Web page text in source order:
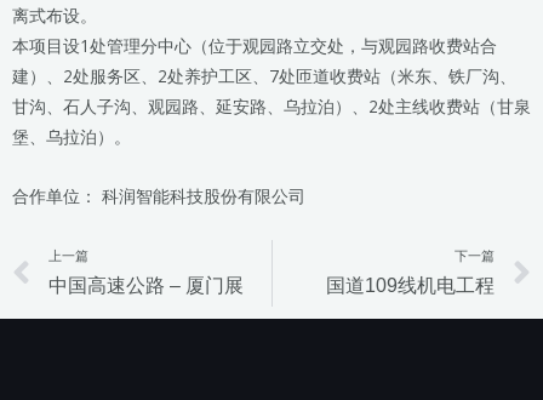
离式布设。
本项目设1处管理分中心（位于观园路立交处，与观园路收费站合
建）、2处服务区、2处养护工区、7处匝道收费站（米东、铁厂沟、
甘沟、石人子沟、观园路、延安路、乌拉泊）、2处主线收费站（甘泉
堡、乌拉泊）。
合作单位： 科润智能科技股份有限公司
Prev
上一篇
中国高速公路 – 厦门展
下一篇
国道109线机电工程